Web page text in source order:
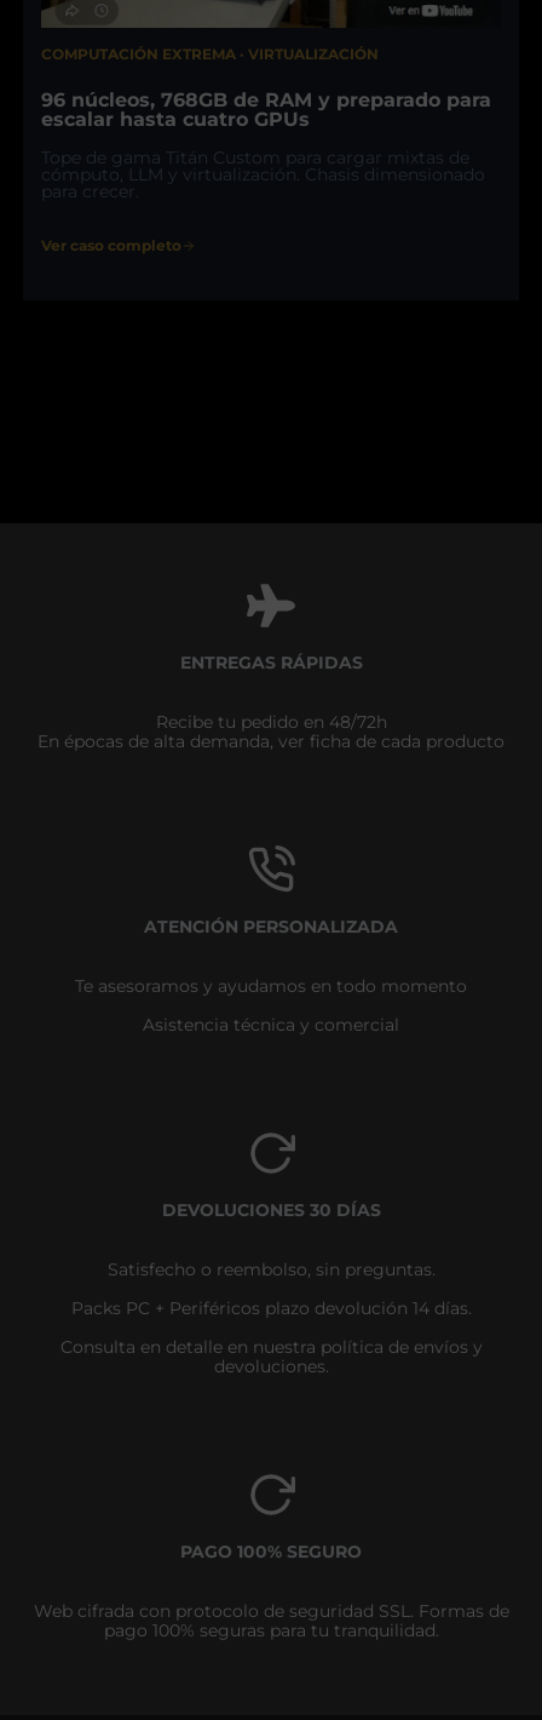
COMPUTACIÓN EXTREMA · VIRTUALIZACIÓN
96 núcleos, 768GB de RAM y preparado para
escalar hasta cuatro GPUs
Tope de gama Titán Custom para cargar mixtas de
cómputo, LLM y virtualización. Chasis dimensionado
para crecer.
Ver caso completo
ENTREGAS RÁPIDAS
Recibe tu pedido en 48/72h
En épocas de alta demanda, ver ficha de cada producto
ATENCIÓN PERSONALIZADA
Te asesoramos y ayudamos en todo momento
Asistencia técnica y comercial
DEVOLUCIONES 30 DÍAS
Satisfecho o reembolso, sin preguntas.
Packs PC + Periféricos plazo devolución 14 días.
Consulta en detalle en nuestra política de envíos y
devoluciones.
PAGO 100% SEGURO
Web cifrada con protocolo de seguridad SSL. Formas de
pago 100% seguras para tu tranquilidad.